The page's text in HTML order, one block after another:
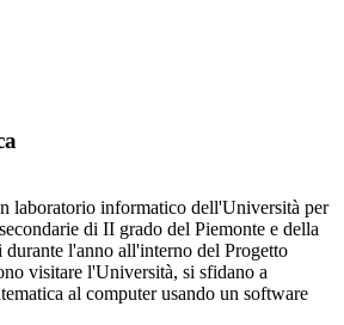
laboratorio informatico dell'Università per
di II grado del Piemonte e della
l'anno all'interno del Progetto
visitare l'Università, si sfidano a
al computer usando un software